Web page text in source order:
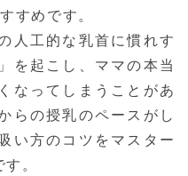
すめです。
人工的な乳首に慣れす
を起こし、ママの本当
なってしまうことがあ
らの授乳のペースがし
い方のコツをマスター
。